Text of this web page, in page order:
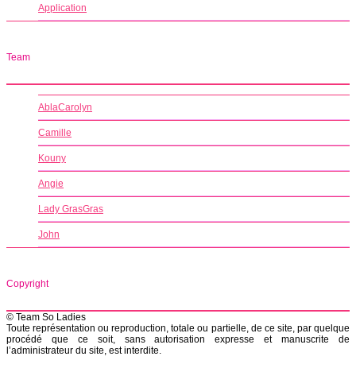
Application
Team
AblaCarolyn
Camille
Kouny
Angie
Lady GrasGras
John
Copyright
© Team So Ladies
Toute représentation ou reproduction, totale ou partielle, de ce site, par quelque
procédé que ce soit, sans autorisation expresse et manuscrite de
l’administrateur du site, est interdite.